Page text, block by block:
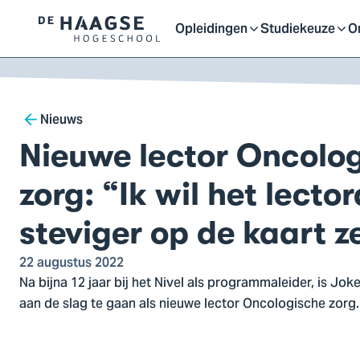
Logo
van
De
Hogeschool,
ga
naar
de
homepagina
Opleidingen
Open
sluit
submenu
Studiekeuze
Open
sluit
submenu
Breadcrumb
Nieuws
Nieuwe lector
zorg: “Ik wil het
steviger op de kaart
22 augustus 2022
Na bijna 12 jaar bij het Nivel als programmaleider, is
aan de slag te gaan als nieuwe lector Oncologische zorg.